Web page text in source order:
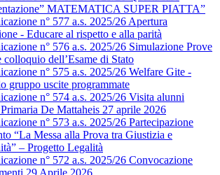
MATEMATICA SUPER PIATTA”
n° 577 a.s. 2025/26 Apertura
- Educare al rispetto e alla parità
n° 576 a.s. 2025/26 Simulazione Prove
colloquio dell’Esame di Stato
n° 575 a.s. 2025/26 Welfare Gite -
gruppo uscite programmate
n° 574 a.s. 2025/26 Visita alunni
De Mattaheis 27 aprile 2026
n° 573 a.s. 2025/26 Partecipazione
“La Messa alla Prova tra Giustizia e
– Progetto Legalità
n° 572 a.s. 2025/26 Convocazione